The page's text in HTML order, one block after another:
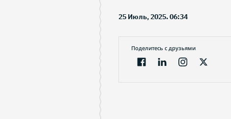
25 Июль, 2025. 06:34
Поделитесь с друзьями